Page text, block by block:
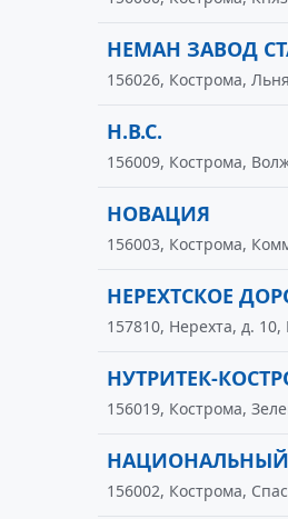
НЕМАН ЗАВОД
156026, Кострома,
Н.В.С.
156009, Кострома,
НОВАЦИЯ
156003, Кострома,
НЕРЕХТСКОЕ
157810, Нерехта, д.
НУТРИТЕК-
156019, Кострома,
НАЦИОНАЛЬНЫЙ
156002, Кострома,